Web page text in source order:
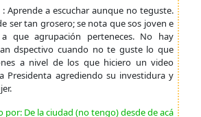
: Aprende a escuchar aunque no teguste.
ser tan grosero; se nota que sos joven e
que agrupación perteneces. No hay
dspectivo cuando no te guste lo que
a nivel de los que hiciero un video
Presidenta agrediendo su investidura y
por: De la ciudad (no tengo) desde de acá